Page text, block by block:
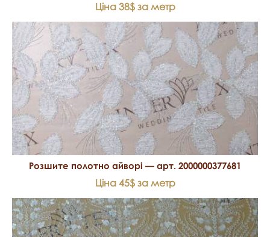
Ціна 38$ за метр
Розшите полотно айворі — арт. 2000000377681
Ціна 45$ за метр